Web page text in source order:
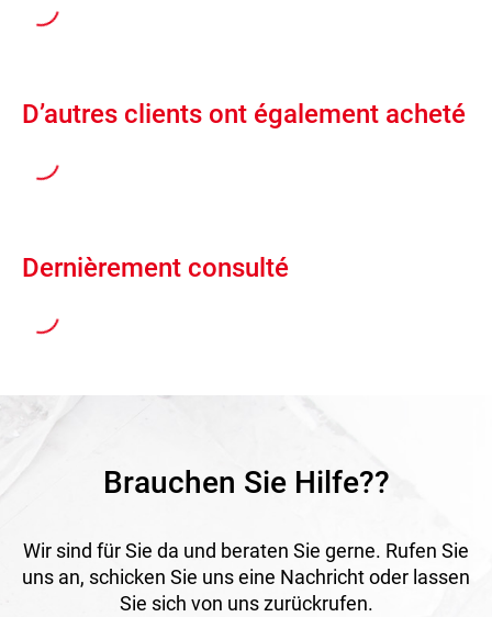
D’autres clients ont également acheté
Dernièrement consulté
Brauchen Sie Hilfe??
Wir sind für Sie da und beraten Sie gerne. Rufen Sie
uns an, schicken Sie uns eine Nachricht oder lassen
Sie sich von uns zurückrufen.